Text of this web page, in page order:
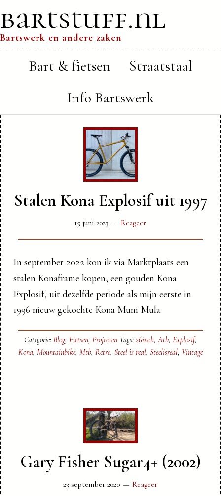
bartstuff.nl
Bartswerk en andere zaken
Bart & fietsen
Straatstaal
Info Bartswerk
Stalen Kona Explosif uit 1997
15 juni 2023 Reageer
In september 2022 kon ik via Marktplaats een
stalen Konaframe kopen, een gouden Kona
Explosif, uit dezelfde periode als mijn eerste in
1996 nieuw gekochte Kona Muni Mula.
Categorie: Blog, Fietsen, Projecten Tags: 26inch,Atb, Explosif,
Kona, Mountainbike, Mtb, Retro, Steel is real, Steelisreal, Vintage
Gary Fisher Sugar4+ (2002)
23 september 2020 Reageer